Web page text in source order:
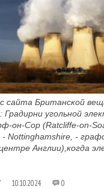
сайта Британской
Градирни угольной
он-Сор (Ratcliffe-on-
-
Англии),когда
10.10.2024 0